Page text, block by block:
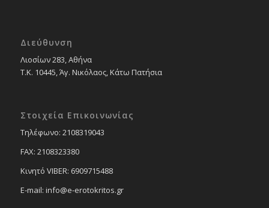
Διεύθυνση
Λιοσίων 283, Αθήνα
Τ.Κ. 10445, Άγ. Νικόλαος, Κάτω Πατήσια
Στοιχεία Επικοινωνίας
Tηλέφωνο: 2108319043
FAX: 2108323380
Κινητό VIBER: 6909715488
E-mail: info@e-erotokritos.gr